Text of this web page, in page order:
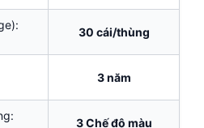
30 cái/thùng
3 năm
3 Chế độ màu